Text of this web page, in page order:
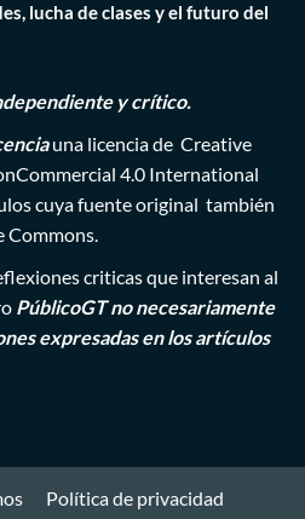
lucha de clases y el futuro del
y crítico.
una licencia de Creative
4.0 International
cuya fuente original también
Commons.
criticas que interesan al
PúblicoGT no necesariamente
expresadas en los artículos
Política de privacidad